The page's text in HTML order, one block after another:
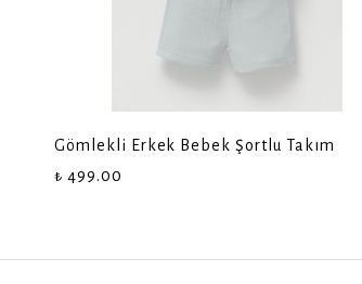
Gömlekli Erkek Bebek Şortlu Takım
₺ 499.00